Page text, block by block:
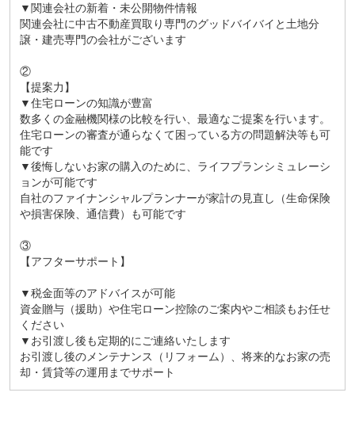
▼関連会社の新着・未公開物件情報
関連会社に中古不動産買取り専門のグッドバイバイと土地分
譲・建売専門の会社がございます
②
【提案力】
▼住宅ローンの知識が豊富
数多くの金融機関様の比較を行い、最適なご提案を行います。
住宅ローンの審査が通らなくて困っている方の問題解決等も可
能です
▼後悔しないお家の購入のために、ライフプランシミュレーシ
ョンが可能です
自社のファイナンシャルプランナーが家計の見直し（生命保険
や損害保険、通信費）も可能です
③
【アフターサポート】
▼税金面等のアドバイスが可能
資金贈与（援助）や住宅ローン控除のご案内やご相談もお任せ
ください
▼お引渡し後も定期的にご連絡いたします
お引渡し後のメンテナンス（リフォーム）、将来的なお家の売
却・賃貸等の運用までサポート